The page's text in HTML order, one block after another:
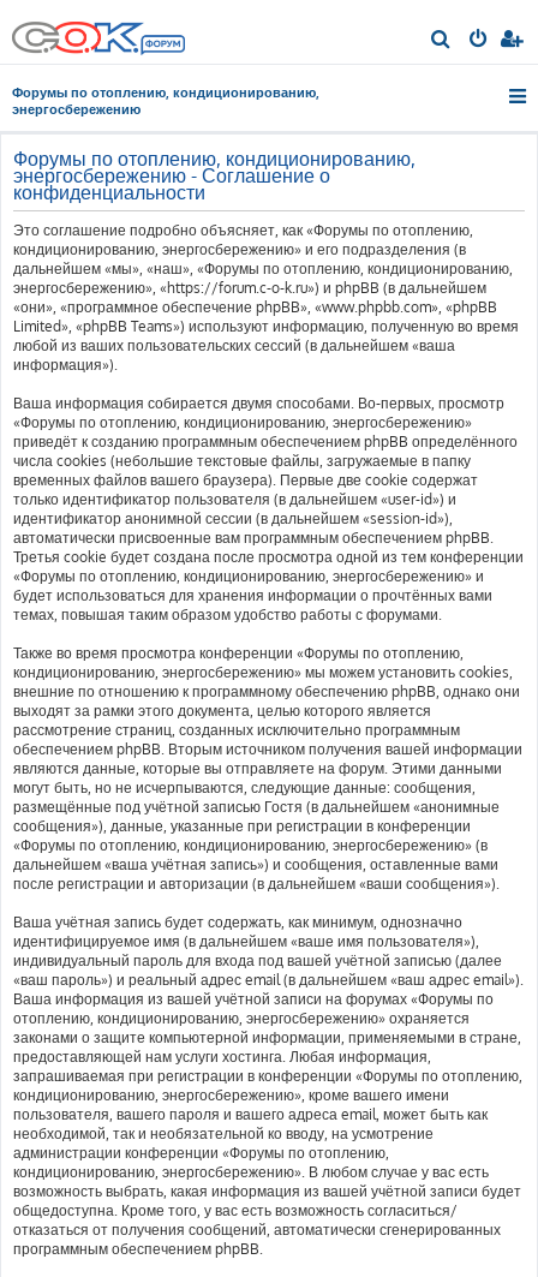
о
Форумы по отоплению, кондиционированию,
энергосбережению
Форумы по отоплению, кондиционированию,
энергосбережению - Соглашение о
конфиденциальности
Это соглашение подробно объясняет, как «Форумы по отоплению,
кондиционированию, энергосбережению» и его подразделения (в
дальнейшем «мы», «наш», «Форумы по отоплению, кондиционированию,
энергосбережению», «https://forum.c-o-k.ru») и phpBB (в дальнейшем
«они», «программное обеспечение phpBB», «www.phpbb.com», «phpBB
Limited», «phpBB Teams») используют информацию, полученную во время
любой из ваших пользовательских сессий (в дальнейшем «ваша
информация»).
Ваша информация собирается двумя способами. Во-первых, просмотр
«Форумы по отоплению, кондиционированию, энергосбережению»
приведёт к созданию программным обеспечением phpBB определённого
числа cookies (небольшие текстовые файлы, загружаемые в папку
временных файлов вашего браузера). Первые две cookie содержат
только идентификатор пользователя (в дальнейшем «user-id») и
идентификатор анонимной сессии (в дальнейшем «session-id»),
автоматически присвоенные вам программным обеспечением phpBB.
Третья cookie будет создана после просмотра одной из тем конференции
«Форумы по отоплению, кондиционированию, энергосбережению» и
будет использоваться для хранения информации о прочтённых вами
темах, повышая таким образом удобство работы с форумами.
Также во время просмотра конференции «Форумы по отоплению,
кондиционированию, энергосбережению» мы можем установить cookies,
внешние по отношению к программному обеспечению phpBB, однако они
выходят за рамки этого документа, целью которого является
рассмотрение страниц, созданных исключительно программным
обеспечением phpBB. Вторым источником получения вашей информации
являются данные, которые вы отправляете на форум. Этими данными
могут быть, но не исчерпываются, следующие данные: сообщения,
размещённые под учётной записью Гостя (в дальнейшем «анонимные
сообщения»), данные, указанные при регистрации в конференции
«Форумы по отоплению, кондиционированию, энергосбережению» (в
дальнейшем «ваша учётная запись») и сообщения, оставленные вами
после регистрации и авторизации (в дальнейшем «ваши сообщения»).
Ваша учётная запись будет содержать, как минимум, однозначно
идентифицируемое имя (в дальнейшем «ваше имя пользователя»),
индивидуальный пароль для входа под вашей учётной записью (далее
«ваш пароль») и реальный адрес email (в дальнейшем «ваш адрес email»).
Ваша информация из вашей учётной записи на форумах «Форумы по
отоплению, кондиционированию, энергосбережению» охраняется
законами о защите компьютерной информации, применяемыми в стране,
предоставляющей нам услуги хостинга. Любая информация,
запрашиваемая при регистрации в конференции «Форумы по отоплению,
кондиционированию, энергосбережению», кроме вашего имени
пользователя, вашего пароля и вашего адреса email, может быть как
необходимой, так и необязательной ко вводу, на усмотрение
администрации конференции «Форумы по отоплению,
кондиционированию, энергосбережению». В любом случае у вас есть
возможность выбрать, какая информация из вашей учётной записи будет
общедоступна. Кроме того, у вас есть возможность согласиться/
отказаться от получения сообщений, автоматически сгенерированных
программным обеспечением phpBB.